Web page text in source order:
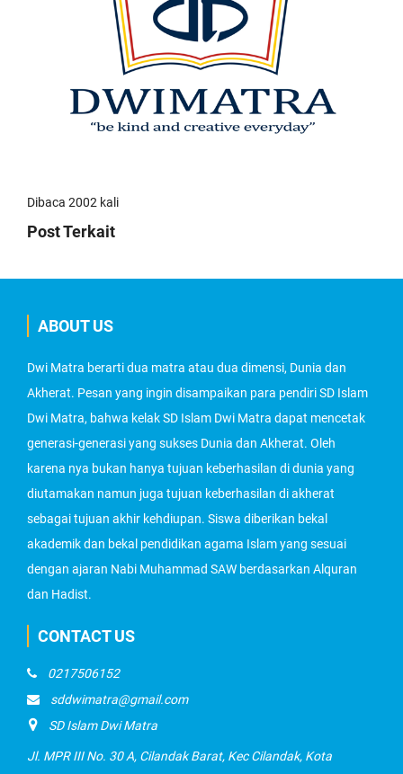
Dibaca 2002 kali
Post Terkait
ABOUT US
Dwi Matra berarti dua matra atau dua dimensi, Dunia dan
Akherat. Pesan yang ingin disampaikan para pendiri SD Islam
Dwi Matra, bahwa kelak SD Islam Dwi Matra dapat mencetak
generasi-generasi yang sukses Dunia dan Akherat. Oleh
karena nya bukan hanya tujuan keberhasilan di dunia yang
diutamakan namun juga tujuan keberhasilan di akherat
sebagai tujuan akhir kehdiupan. Siswa diberikan bekal
akademik dan bekal pendidikan agama Islam yang sesuai
dengan ajaran Nabi Muhammad SAW berdasarkan Alquran
dan Hadist.
CONTACT US
0217506152
sddwimatra@gmail.com
SD Islam Dwi Matra
Jl. MPR III No. 30 A, Cilandak Barat, Kec Cilandak, Kota